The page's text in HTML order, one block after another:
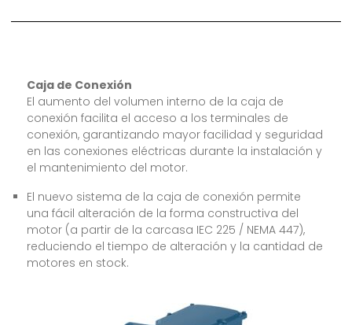
Caja de Conexión
El aumento del volumen interno de la caja de
conexión facilita el acceso a los terminales de
conexión, garantizando mayor facilidad y seguridad
en las conexiones eléctricas durante la instalación y
el mantenimiento del motor.
El nuevo sistema de la caja de conexión permite
una fácil alteración de la forma constructiva del
motor (a partir de la carcasa IEC 225 / NEMA 447),
reduciendo el tiempo de alteración y la cantidad de
motores en stock.